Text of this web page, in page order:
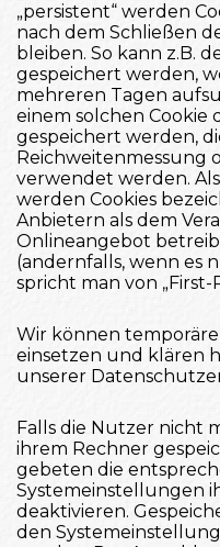
„persistent“ werden
nach dem Schließen
bleiben. So kann z.B.
gespeichert werden,
mehreren Tagen
einem solchen Cookie
gespeichert werden,
Reichweitenmessung
verwendet werden.
werden Cookies
Anbietern als dem
Onlineangebot
(andernfalls, wenn es
spricht man von „First-
Wir können
einsetzen und klären
unserer
Falls die Nutzer nicht
ihrem Rechner
gebeten die
Systemeinstellungen
deaktivieren.
den